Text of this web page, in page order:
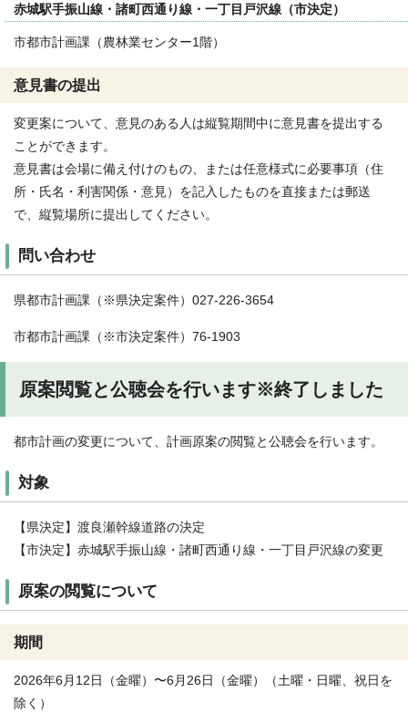
赤城駅手振山線・諸町西通り線・一丁目戸沢線（市決定）
市都市計画課（農林業センター1階）
意見書の提出
変更案について、意見のある人は縦覧期間中に意見書を提出する
ことができます。
意見書は会場に備え付けのもの、または任意様式に必要事項（住
所・氏名・利害関係・意見）を記入したものを直接または郵送
で、縦覧場所に提出してください。
問い合わせ
県都市計画課（※県決定案件）027-226-3654
市都市計画課（※市決定案件）76-1903
原案閲覧と公聴会を行います※終了しました
都市計画の変更について、計画原案の閲覧と公聴会を行います。
対象
【県決定】渡良瀬幹線道路の決定
【市決定】赤城駅手振山線・諸町西通り線・一丁目戸沢線の変更
原案の閲覧について
期間
2026年6月12日（金曜）〜6月26日（金曜）（土曜・日曜、祝日を
除く）